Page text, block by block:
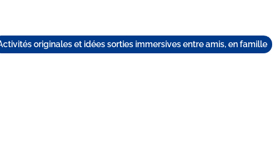
originales et idées sorties immersives entre amis, en famille